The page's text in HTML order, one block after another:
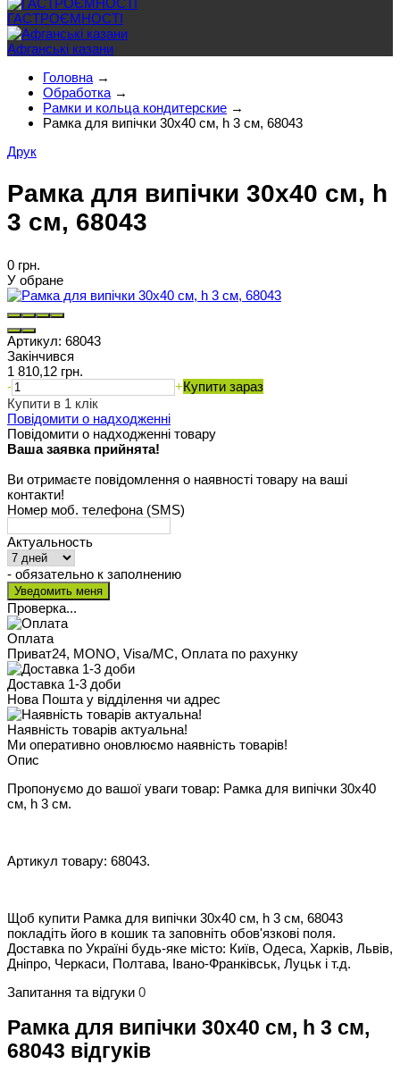
ГАСТРОЄМНОСТІ
Афганські казани
Головна →
Обработка →
Рамки и кольца кондитерские →
Рамка для випічки 30х40 см, h 3 см, 68043
Друк
Рамка для випічки 30х40 см, h
3 см, 68043
0 грн.
У обране
Артикул: 68043
Закінчився
1 810,12 грн.
-
+Купити зараз
Купити в 1 клік
Повідомити о надходженні
Повідомити о надходженні товару
Ваша заявка прийнята!
Ви отримаєте повідомлення о наявності товару на ваші
контакти!
Номер моб. телефона (SMS)
Актуальность
- обязательно к заполнению
Проверка...
Оплата
Приват24, MONO, Visa/MC, Оплата по рахунку
Доставка 1-3 доби
Нова Пошта у відділення чи адрес
Наявність товарів актуальна!
Ми оперативно оновлюємо наявність товарів!
Опис
Пропонуємо до вашої уваги товар: Рамка для випічки 30х40
см, h 3 см.
Артикул товару: 68043.
Щоб купити Рамка для випічки 30х40 см, h 3 см, 68043
покладіть його в кошик та заповніть обов'язкові поля.
Доставка по Україні будь-яке місто: Київ, Одеса, Харків, Львів,
Дніпро, Черкаси, Полтава, Івано-Франківськ, Луцьк і т.д.
Запитання та відгуки 0
Рамка для випічки 30х40 см, h 3 см,
68043 відгуків